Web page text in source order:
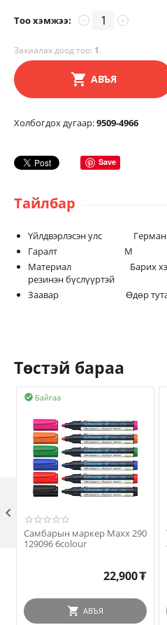
Тоо хэмжээ: +
−
Захиалах доод тоо: 1.
АВЪЯ
Холбогдох дугаар:9509-4966
Save
Тайлбар
Үйлдвэрлэсэн улс Герман
Гаралт М
Материал Барих хэсэгт
резинэн бүслүүртэй
Заавар Өдөр тутамд
Төстэй бараа
Байгаа

Самбарын маркер Maxx 290
129096 6colour
22,900₮
АВЪЯ
